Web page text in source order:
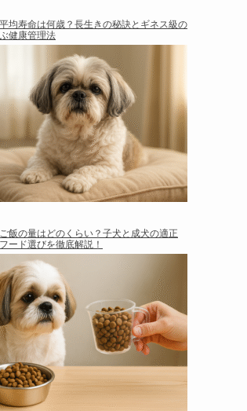
均寿命は何歳？長生きの秘訣とギネス級の
健康管理法
飯の量はどのくらい？子犬と成犬の適正
ード選びを徹底解説！